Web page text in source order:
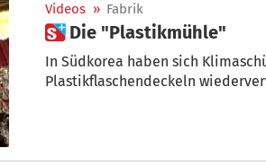
Videos » Fabrik
 Die "Plastikmühle"
In Südkorea haben sich
Plastikflaschendeckeln